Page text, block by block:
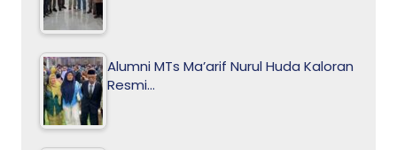
Alumni MTs Ma’arif Nurul Huda Kaloran
Resmi…